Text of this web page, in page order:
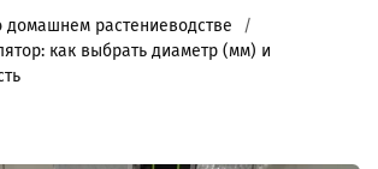
домашнем растениеводстве
как выбрать диаметр (мм) и